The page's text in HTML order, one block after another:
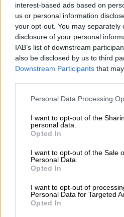
interest-based ads based on
us or personal information
your opt-out. You may separately
disclosure of your personal
IAB’s list of downstream
also be disclosed by us to third
Downstream Participants that
Please note that this website/app
not limited to your visit or usage
grant or deny consent to Google
use your data for below specified
consent section.
Personal Data Processing
I want to opt-out of the
personal data.
Opted In
I want to opt-out of the Sale
Personal Data.
Opted In
I want to opt-out of
Personal Data for Targeted
Opted In
Ελλάδα|30.06.2026 22:10
Κλήρωση Τζόκερ: Οι
πάνω από 3,5 εκατ.
Δείτε αν κερδίσατε